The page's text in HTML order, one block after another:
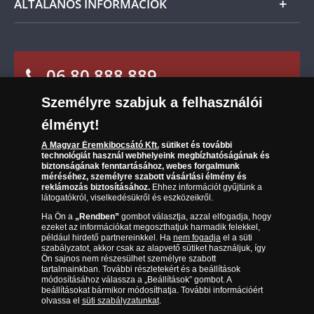
információszabadságról szóló 2011. évi CXII.
hozzájárulás alapján kezeli.
Leiratkozás a hírlevélről
ÁLTALÁNOS INFORMÁCIÓK
Sütik (cookies) használata
Süti (cookies)Beállítások
Társaságunkról
Az érmék és érmek ára és értéke
Gyakran ismételt kérdések
Adatkezelés
06 80 888 889
(díjmentesen hívható hétfőtől csütörtökig 9.00 és 17.00
óra között, péntekenként 9.00 és 15.00 óra között)
Magyar Éremkibocsátó Kft. 1134 Budapest, Váci út 33. Cégjegyzékszám: 01-09-
Személyre szabjuk a felhasználói
élményt!
A Magyar Éremkibocsátó Kft.sütiket és további
technológiát használ webhelyeink megbízhatóságának és
biztonságának fenntartásához, webes forgalmunk
méréséhez, személyre szabott vásárlási élmény és
reklámozás biztosításához.Ehhez információt gyűjtünk a
látogatókról, viselkedésükről és eszközeikről.
Ha Ön a „Rendben”gombot választja, azzal elfogadja, hogy
ezeket az információkat megoszthatjuk harmadik felekkel,
például hirdető partnereinkkel. Ha nem fogadjael a süti
szabályzatot, akkor csak az alapvető sütiket használjuk, így
Ön sajnos nem részesülhet személyre szabott
tartalmainkban. További részletekért és a beállítások
módosításához válassza a „Beállítások” gombot. A
beállításokat bármikor módosíthatja. További információért
olvassa el süti szabályzatunkat.